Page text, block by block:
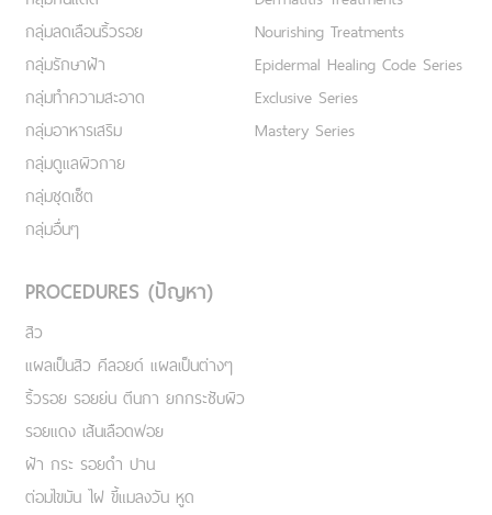
กลุ่มลดเลือนริ้วรอย
กลุ่มรักษาฝ้า
กลุ่มทำความสะอาด
กลุ่มอาหารเสริม
กลุ่มดูแลผิวกาย
กลุ่มชุดเซ็ต
กลุ่มอื่นๆ
Nourishing Treatments
Epidermal Healing Code Series
Exclusive Series
Mastery Series
PROCEDURES (ปัญหา)
สิว
แผลเป็นสิว คีลอยด์ แผลเป็นต่างๆ
ริ้วรอย รอยย่น ตีนกา ยกกระชับผิว
รอยแดง เส้นเลือดฟอย
ฝ้า กระ รอยดำ ปาน
ต่อมไขมัน ไฝ ขี้แมลงวัน หูด